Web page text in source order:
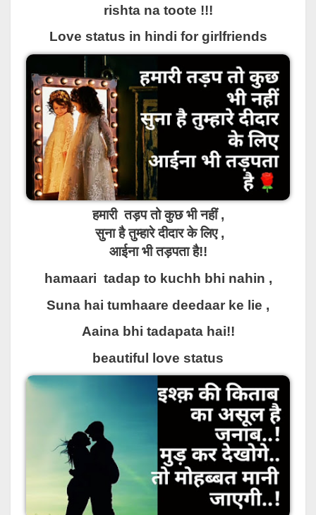
rishta na toote !!!
Love status in hindi for girlfriends
हमारी तड़प तो कुछ भी नहीं ,
सुना है तुम्हारे दीदार के लिए ,
आईना भी तड़पता है!!
hamaari tadap to kuchh bhi nahin ,
Suna hai tumhaare deedaar ke lie ,
Aaina bhi tadapata hai!!
beautiful love status